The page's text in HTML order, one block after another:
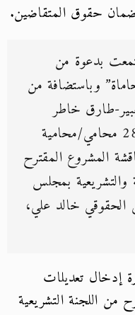
وضمان حقوق المتقاضين.
بدعوة من
وباستضافة من
طارق خاطر
وشادي أمين”، ومشاركة نحو 28 محامي/محامية
لمناقشة المشروع المقترح
بمجلس
الحقوقي خالد علي،
إدخال تعديلات
من اللجنة التشريعية